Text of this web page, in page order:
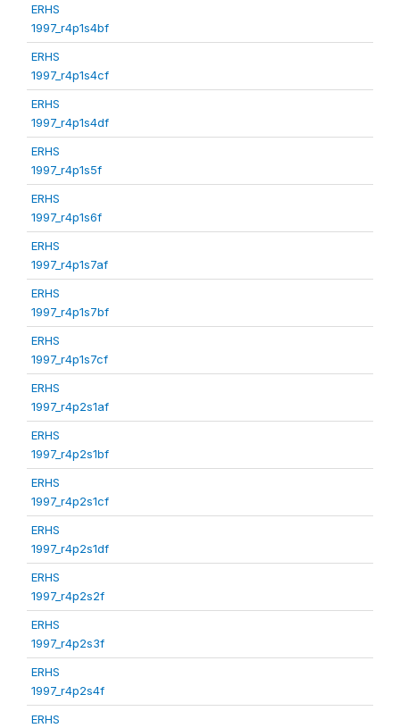
ERHS
1997_r4p1s4bf
ERHS
1997_r4p1s4cf
ERHS
1997_r4p1s4df
ERHS
1997_r4p1s5f
ERHS
1997_r4p1s6f
ERHS
1997_r4p1s7af
ERHS
1997_r4p1s7bf
ERHS
1997_r4p1s7cf
ERHS
1997_r4p2s1af
ERHS
1997_r4p2s1bf
ERHS
1997_r4p2s1cf
ERHS
1997_r4p2s1df
ERHS
1997_r4p2s2f
ERHS
1997_r4p2s3f
ERHS
1997_r4p2s4f
ERHS